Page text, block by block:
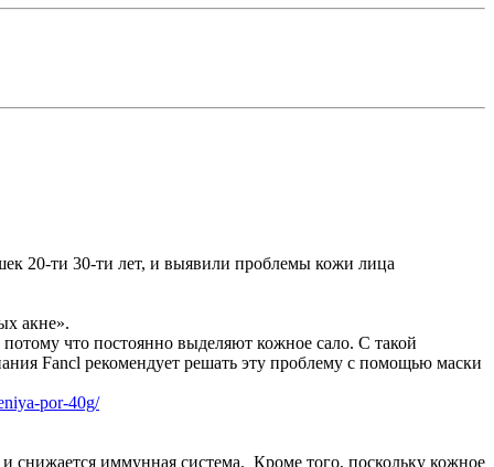
20-ти 30-ти лет, и выявили проблемы кожи лица
акне».
что постоянно выделяют кожное сало. С такой
Fancl рекомендует решать эту проблему с помощью маски
por-40g/
снижается иммунная система. Кроме того, поскольку кожное